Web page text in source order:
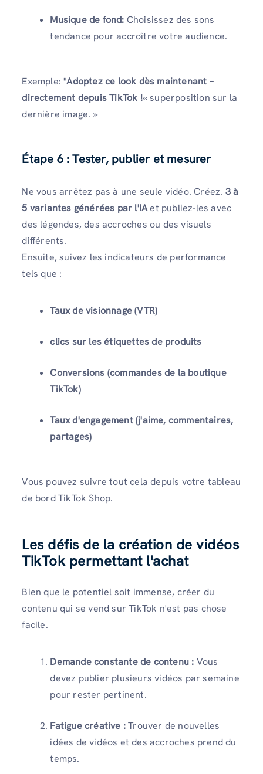
Musique de fond: Choisissez des sons
tendance pour accroître votre audience.
Exemple: "Adoptez ce look dès maintenant –
directement depuis TikTok !« superposition sur la
dernière image. »
Étape 6 : Tester, publier et mesurer
Ne vous arrêtez pas à une seule vidéo. Créez. 3 à
5 variantes générées par l'IAet publiez-les avec
des légendes, des accroches ou des visuels
différents.
Ensuite, suivez les indicateurs de performance
tels que :
Taux de visionnage (VTR)
clics sur les étiquettes de produits
Conversions (commandes de la boutique
TikTok)
Taux d'engagement (j'aime, commentaires,
partages)
Vous pouvez suivre tout cela depuis votre tableau
de bord TikTok Shop.
Les défis de la création de vidéos
TikTok permettant l'achat
Bien que le potentiel soit immense, créer du
contenu qui se vend sur TikTok n'est pas chose
facile.
Demande constante de contenu : Vous
devez publier plusieurs vidéos par semaine
pour rester pertinent.
Fatigue créative :Trouver de nouvelles
idées de vidéos et des accroches prend du
temps.